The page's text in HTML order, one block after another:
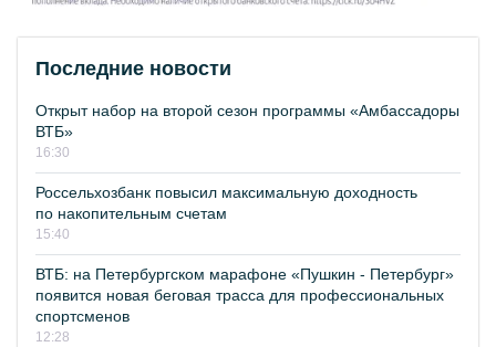
Последние новости
Открыт набор на второй сезон программы «Амбассадоры
ВТБ»
16:30
Россельхозбанк повысил максимальную доходность
по накопительным счетам
15:40
ВТБ: на Петербургском марафоне «Пушкин - Петербург»
появится новая беговая трасса для профессиональных
спортсменов
12:28